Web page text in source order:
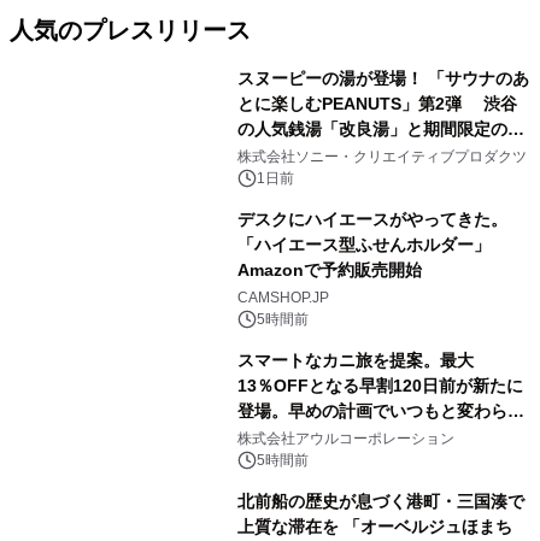
人気のプレスリリース
スヌーピーの湯が登場！ 「サウナのあ
とに楽しむPEANUTS」第2弾 渋谷
の人気銭湯「改良湯」と期間限定のコ
ラボレーション サウナイキタイコラ
ボグッズも発売決定！
株式会社ソニー・クリエイティブプロダクツ
1日前
デスクにハイエースがやってきた。
「ハイエース型ふせんホルダー」
Amazonで予約販売開始
CAMSHOP.JP
5時間前
スマートなカニ旅を提案。最大
13％OFFとなる早割120日前が新たに
登場。早めの計画でいつもと変わらぬ
大人の冬旅を。ー夕日ヶ浦温泉「佳松
苑 別邸ふうか」ー
株式会社アウルコーポレーション
5時間前
北前船の歴史が息づく港町・三国湊で
上質な滞在を 「オーベルジュほまち